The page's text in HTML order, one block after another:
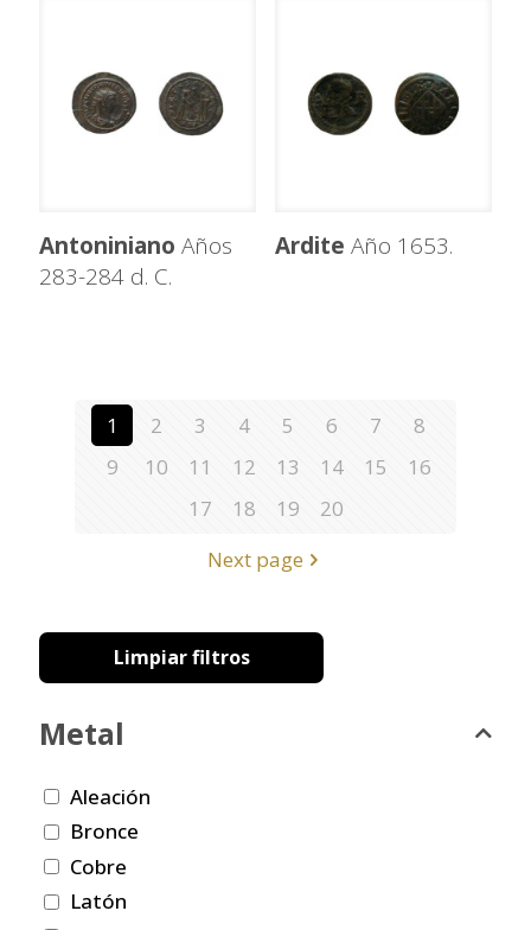
Antoniniano Años
283-284 d. C.
Ardite Año 1653.
1 2 3 4 5 6 7
8
9
10 11 12 13 14 15
16
17
18 19
20
Next page
Limpiar filtros
Metal
Aleación
Bronce
Cobre
Latón